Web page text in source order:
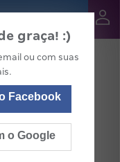
graça! :)
ou com suas
Facebook
o Google